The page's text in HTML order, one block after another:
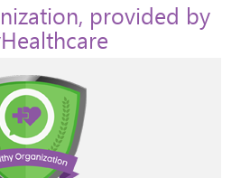
provided by